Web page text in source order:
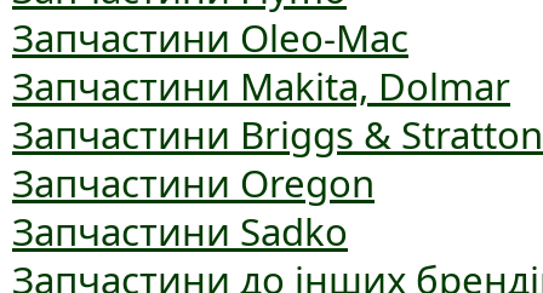
Запчастини Oleo-Mac
Запчастини Makita, Dolmar
Запчастини Briggs & Stratton
Запчастини Oregon
Запчастини Sadko
Запчастини до інших